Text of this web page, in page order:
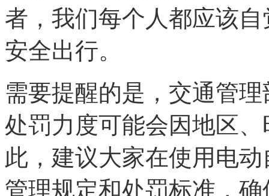
者，我们每个人都应该
安全出行。
需要提醒的是，交通管
处罚力度可能会因地区
此，建议大家在使用电
管理规定和处罚标准，